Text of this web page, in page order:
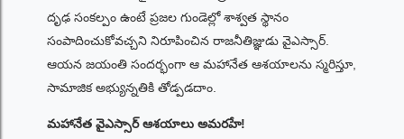
దృఢ సంకల్పం ఉంటే ప్రజల గుండెల్లో శాశ్వత స్థానం
సంపాదించుకోవచ్చని నిరూపించిన రాజనీతిజ్ఞుడు వైఎస్సార్.
ఆయన జయంతి సందర్భంగా ఆ మహానేత ఆశయాలను స్మరిస్తూ,
సామాజిక అభ్యున్నతికి తోడ్పడదాం.
మహానేత వైఎస్సార్ ఆశయాలు అమరహే!